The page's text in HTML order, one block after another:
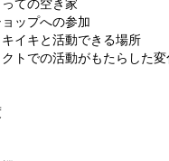
ップへの参加
イキと活動できる場所
トでの活動がもたらした変
なぐ役
・知名
修
生参加